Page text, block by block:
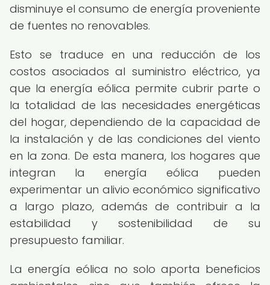
disminuye el consumo de energía proveniente
de fuentes no renovables.
Esto se traduce en una reducción de los
costos asociados al suministro eléctrico, ya
que la energía eólica permite cubrir parte o
la totalidad de las necesidades energéticas
del hogar, dependiendo de la capacidad de
la instalación y de las condiciones del viento
en la zona. De esta manera, los hogares que
integran la energía eólica pueden
experimentar un alivio económico significativo
a largo plazo, además de contribuir a la
estabilidad y sostenibilidad de su
presupuesto familiar.
La energía eólica no solo aporta beneficios